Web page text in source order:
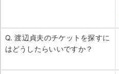
Q. 渡辺貞夫のチケットを探すに
はどうしたらいいですか？